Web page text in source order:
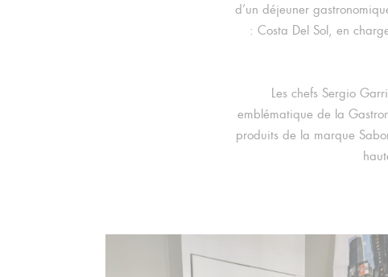
d’un déjeuner
: Costa Del Sol, en
Les chefs Sergio
emblématique de la
produits de la marque